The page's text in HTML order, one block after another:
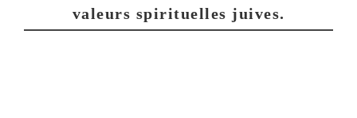
valeurs spirituelles juives.